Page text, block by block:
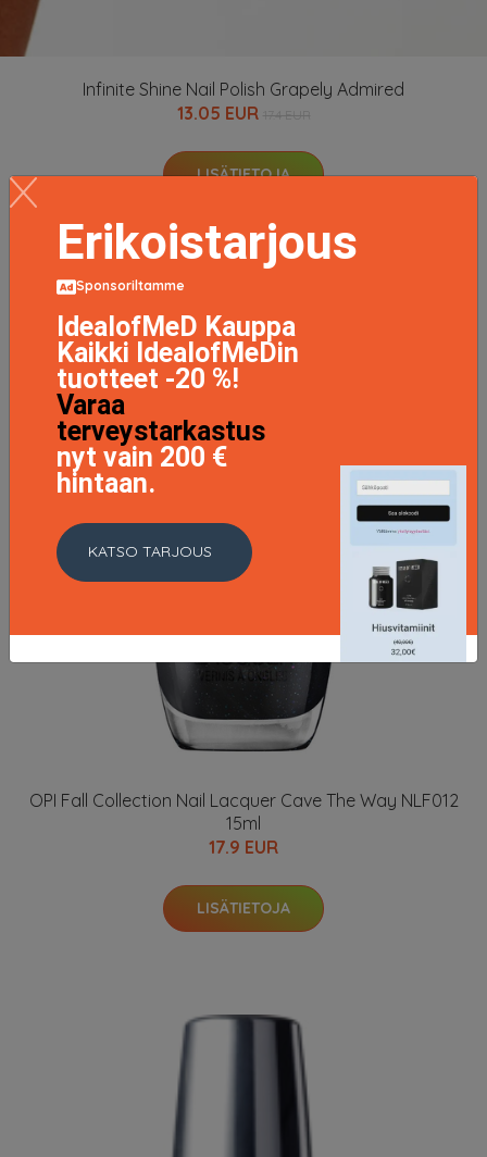
Infinite Shine Nail Polish Grapely Admired
13.05 EUR
LISÄTIETOJA
OPI Fall Collection Nail Lacquer Cave The Way NLF012
15ml
17.9 EUR
LISÄTIETOJA
Erikoistarjous
Sponsoriltamme
IdealofMeD Kauppa
Kaikki IdealofMeDin
tuotteet -20 %!
Varaa
terveystarkastus
nyt vain 200 €
hintaan.
KATSO TARJOUS